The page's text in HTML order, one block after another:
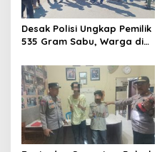
Desak Polisi Ungkap Pemilik
535 Gram Sabu, Warga di